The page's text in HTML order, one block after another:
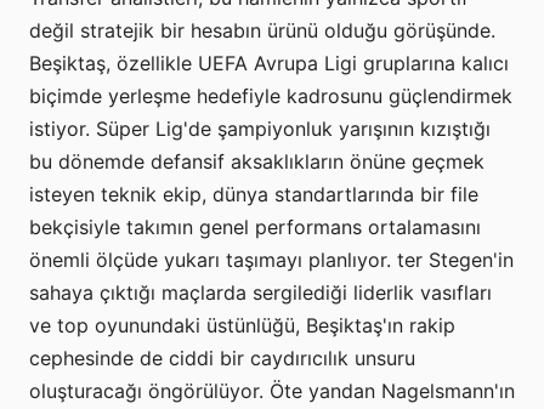
değil stratejik bir hesabın ürünü olduğu görüşünde.
Beşiktaş, özellikle UEFA Avrupa Ligi gruplarına kalıcı
biçimde yerleşme hedefiyle kadrosunu güçlendirmek
istiyor. Süper Lig'de şampiyonluk yarışının kızıştığı
bu dönemde defansif aksaklıkların önüne geçmek
isteyen teknik ekip, dünya standartlarında bir file
bekçisiyle takımın genel performans ortalamasını
önemli ölçüde yukarı taşımayı planlıyor. ter Stegen'in
sahaya çıktığı maçlarda sergilediği liderlik vasıfları
ve top oyunundaki üstünlüğü, Beşiktaş'ın rakip
cephesinde de ciddi bir caydırıcılık unsuru
oluşturacağı öngörülüyor. Öte yandan Nagelsmann'ın